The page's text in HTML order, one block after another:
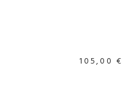
105,00 €